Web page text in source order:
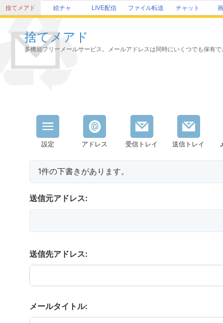
捨てメアド 絵チャ LIVE配信 ファイル転送 チャット
捨てメアド
多機能フリーメールサービス。メールアドレスは同時にいくつでも保有
設定 アドレス 受信トレイ 送信トレイ
1件の下書きがあります。
送信元アドレス:
送信先アドレス:
メールタイトル: